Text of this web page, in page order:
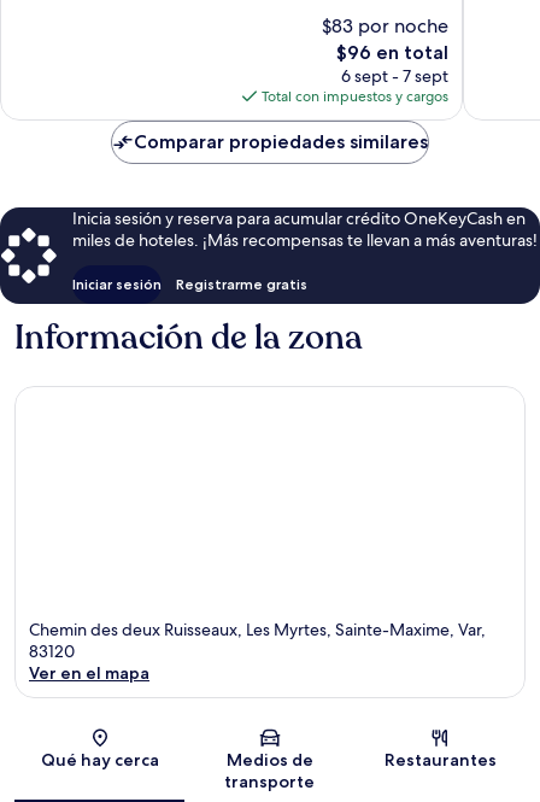
$83 por noche
El
precio
actual
es
de
$96
$96 en total
6 sept - 7 sept
Total con impuestos y cargos
Comparar propiedades similares
Inicia sesión y reserva para acumular crédito OneKeyCash en
miles de hoteles. ¡Más recompensas te llevan a más aventuras!
Iniciar sesión Registrarme gratis
Información de la zona
Chemin des deux Ruisseaux, Les Myrtes, Sainte-Maxime, Var,
83120
Ver en el mapa
Qué hay cerca
Medios de
transporte
Restaurantes